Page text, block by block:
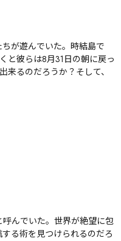
が遊んでいた。時結島で
と彼らは8月31日の朝に戻っ
るのだろうか？そして、
んでいた。世界が絶望に包
る術を見つけられるのだろ